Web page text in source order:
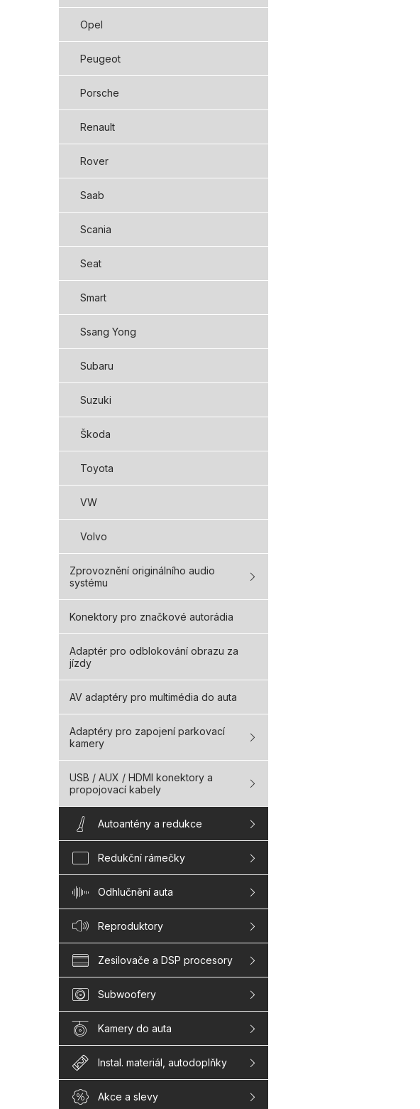
Opel
Peugeot
Porsche
Renault
Rover
Saab
Scania
Seat
Smart
Ssang Yong
Subaru
Suzuki
Škoda
Toyota
VW
Volvo
Zprovoznění originálního audio
systému
Konektory pro značkové autorádia
Adaptér pro odblokování obrazu za
jízdy
AV adaptéry pro multimédia do auta
Adaptéry pro zapojení parkovací
kamery
USB / AUX / HDMI konektory a
propojovací kabely
Autoantény a redukce
Redukční rámečky
Odhlučnění auta
Reproduktory
Zesilovače a DSP procesory
Subwoofery
Kamery do auta
Instal. materiál, autodoplňky
Akce a slevy